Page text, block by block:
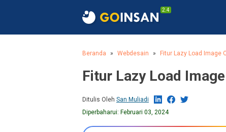
2.4
Beranda Webdesain Fitur Lazy Load Image
Fitur Lazy Load
Ditulis Oleh San Muliadi
Diperbaharui: Februari 03, 2024